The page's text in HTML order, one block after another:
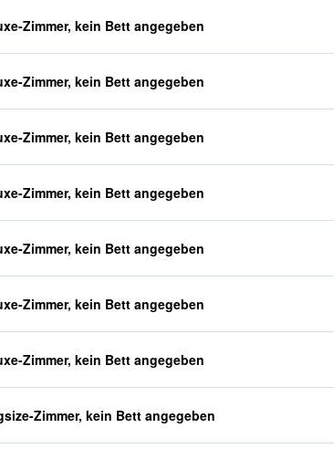
Zimmer, kein Bett angegeben
Zimmer, kein Bett angegeben
Zimmer, kein Bett angegeben
Zimmer, kein Bett angegeben
Zimmer, kein Bett angegeben
Zimmer, kein Bett angegeben
Zimmer, kein Bett angegeben
Zimmer, kein Bett angegeben